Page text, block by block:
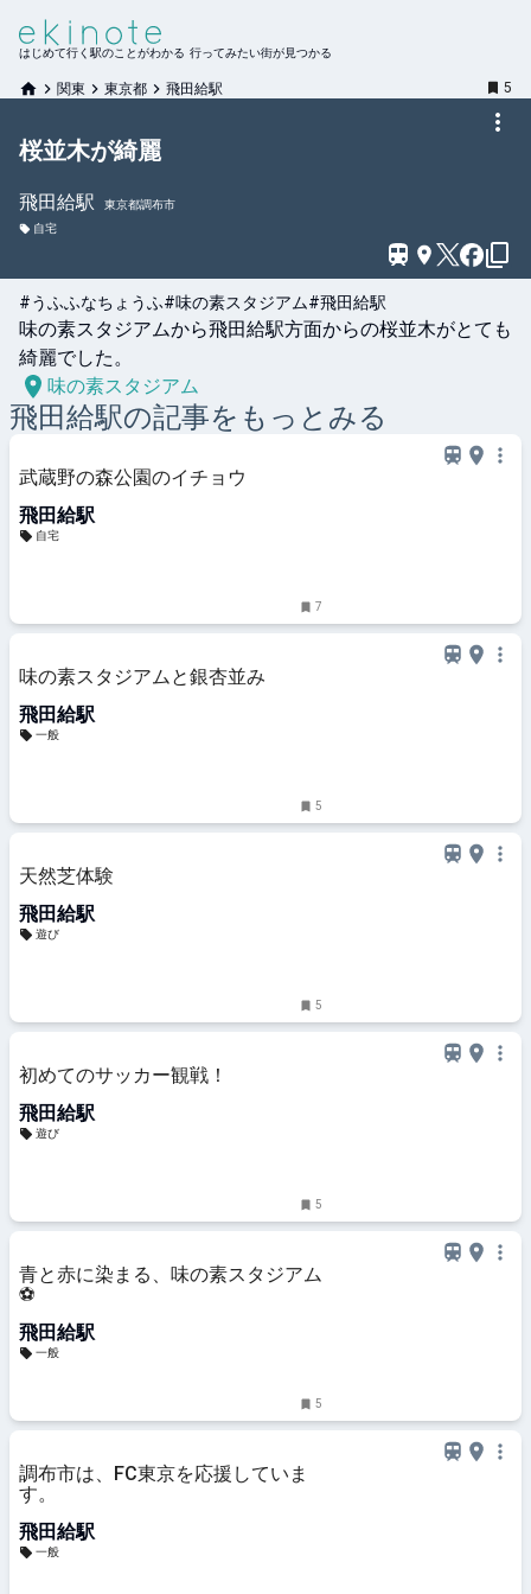
はじめて行く駅のことがわかる 行ってみたい街が見つかる
関東 東京都 飛田給駅 5
桜並木が綺麗
飛田給駅
東京都調布市
自宅
#うふふなちょうふ#味の素スタジアム#飛田給駅
味の素スタジアムから飛田給駅方面からの桜並木がとても
綺麗でした。
味の素スタジアム
飛田給駅の記事をもっとみる
武蔵野の森公園のイチョウ
飛田給駅
自宅
7
味の素スタジアムと銀杏並み
飛田給駅
一般
5
天然芝体験
飛田給駅
遊び
5
初めてのサッカー観戦！
飛田給駅
遊び
5
青と赤に染まる、味の素スタジアム
⚽️
飛田給駅
一般
5
調布市は、FC東京を応援していま
す。
飛田給駅
一般